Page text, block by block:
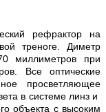
рефрактор на
треноге. Диметр
миллиметров при
Все оптические
просветляющее
в системе линз и
объекта с высоким